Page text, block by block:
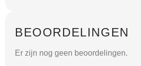
BEOORDELINGEN
Er zijn nog geen beoordelingen.